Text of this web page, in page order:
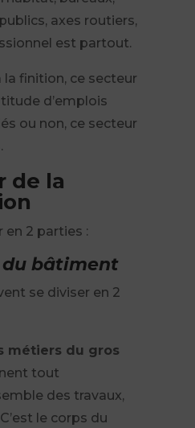
axes routiers,
est partout.
finition, ce secteur
d’emplois
ou non, ce secteur
de la
en 2 parties :
du bâtiment
se diviser en 2
métiers du gros
tout
des travaux,
le corps du